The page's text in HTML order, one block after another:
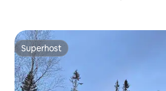
Superhost
Superhost